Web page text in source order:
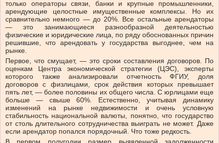
только операторы связи, банки и крупные промышленники,
арендующие целостные имущественные комплексы. Но их
сравнительно немного — до 20%. Все остальные арендаторы
— это занимающиеся разнообразной деятельностью
физические и юридические лица, по ряду обоснованных причин
решившие, что арендовать у государства выгоднее, чем на
рынке.
Первое, что смущает, — это сроки составления договоров. По
оценкам Центра экономической стратегии (ЦЭС), эксперты
которого также анализировали отчетность ФГИУ, доля
договоров с физлицами, срок действия которых превышает
пять лет, — более половины их общего числа. С юрлицами еще
больше — свыше 60%. Естественно, учитывая динамику
изменений на рынке недвижимости и очень условную
стабильность национальной валюты, понятно, что государство
от столь длительного сотрудничества выиграть не может. Даже
если арендатор попался порядочный. Что тоже редкость.